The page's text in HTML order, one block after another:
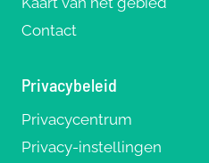
Contact
Privacybeleid
Privacycentrum
Privacy-instellingen